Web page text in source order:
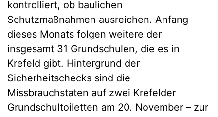
kontrolliert, ob baulichen
Schutzmaßnahmen ausreichen. Anfang
dieses Monats folgen weitere der
insgesamt 31 Grundschulen, die es in
Krefeld gibt. Hintergrund der
Sicherheitschecks sind die
Missbrauchstaten auf zwei Krefelder
Grundschultoiletten am 20. November – zur